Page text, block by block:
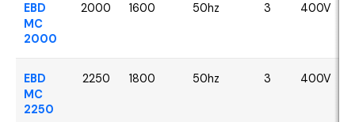
EBD
MC
2000
2000 1600 50hz 3 400V
EBD
MC
2250
2250 1800 50hz 3 400V